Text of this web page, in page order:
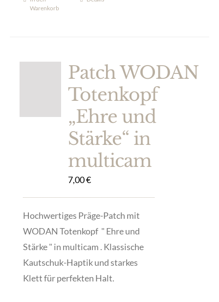
Warenkorb
Patch WODAN
Totenkopf
„Ehre und
Stärke“ in
multicam
7,00€
Hochwertiges Präge-Patch mit
WODAN Totenkopf " Ehre und
Stärke " in multicam . Klassische
Kautschuk-Haptik und starkes
Klett für perfekten Halt.